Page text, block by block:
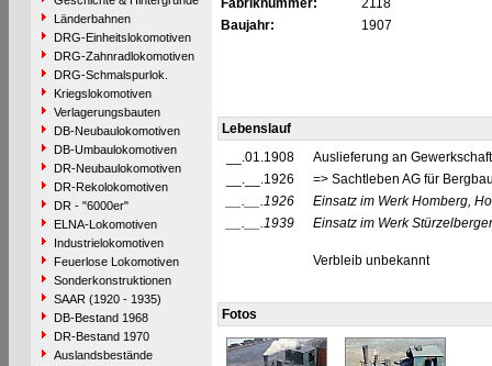
Länderbahnen
DRG-Einheitslokomotiven
DRG-Zahnradlokomotiven
DRG-Schmalspurlok.
Kriegslokomotiven
Verlagerungsbauten
DB-Neubaulokomotiven
DB-Umbaulokomotiven
DR-Neubaulokomotiven
DR-Rekolokomotiven
DR - "6000er"
ELNA-Lokomotiven
Industrielokomotiven
Feuerlose Lokomotiven
Sonderkonstruktionen
SAAR (1920 - 1935)
DB-Bestand 1968
DR-Bestand 1970
Auslandsbestände
Fabriknummer:
2118
Baujahr:
1907
Lebenslauf
__.01.1908
Auslieferung an
__.__.1926
=> Sachtleben AG für
__.__.1926
Einsatz im Werk Homberg,
__.__.1939
Einsatz im Werk
Verbleib unbekannt
Fotos